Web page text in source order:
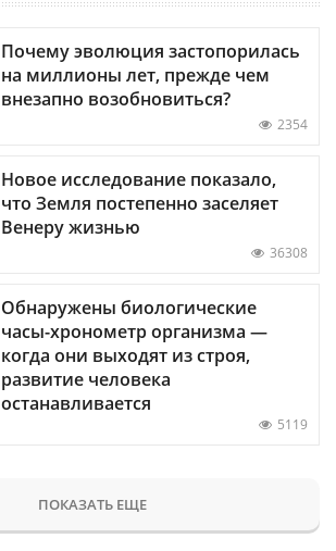
Почему эволюция застопорилась
на миллионы лет, прежде чем
внезапно возобновиться?
2354
Новое исследование показало,
что Земля постепенно заселяет
Венеру жизнью
36308
Обнаружены биологические
часы-хронометр организма —
когда они выходят из строя,
развитие человека
останавливается
5119
ПОКАЗАТЬ ЕЩЕ